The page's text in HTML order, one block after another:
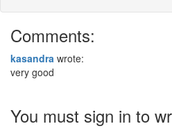
Comments:
kasandra wrote:
very good
You must sign in to